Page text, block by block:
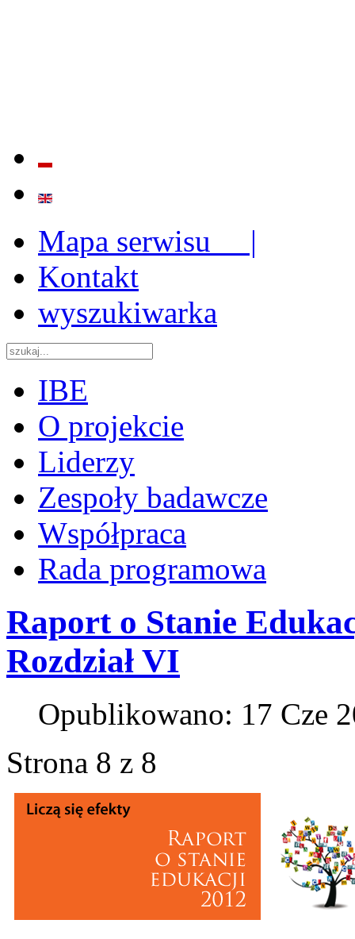
Mapa serwisu |
Kontakt
wyszukiwarka
IBE
O projekcie
Liderzy
Zespoły badawcze
Współpraca
Rada programowa
Raport o Stanie
Rozdział VI
Opublikowano: 17 Cze
Strona 8 z 8